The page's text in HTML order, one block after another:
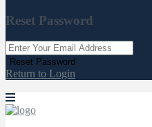
Reset Password
Reset Password
Return to Login